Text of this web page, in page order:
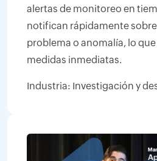
alertas de monitoreo en
notifican rápidamente
problema o anomalía, lo
medidas inmediatas.
Industria: Investigación y